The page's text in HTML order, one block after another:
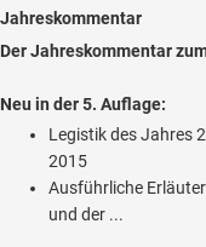
Jahreskommentar
Der Jahreskommentar
Neu in der 5. Auflage:
Legistik des Jahres
2015
Ausführliche
und der ...